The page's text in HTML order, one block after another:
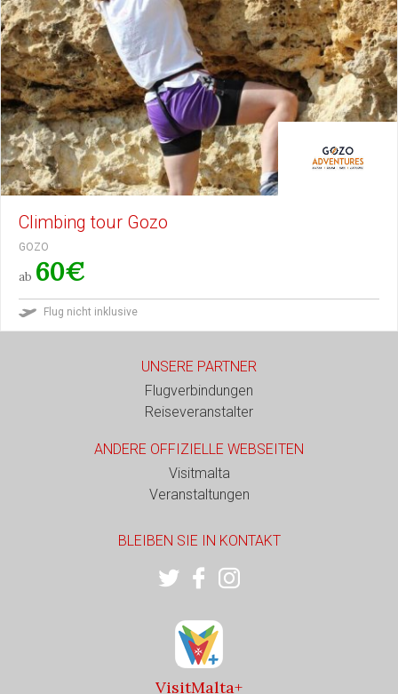
Climbing tour Gozo
GOZO
ab 60€
Flug nicht inklusive
UNSERE PARTNER
Flugverbindungen
Reiseveranstalter
ANDERE OFFIZIELLE WEBSEITEN
Visitmalta
Veranstaltungen
BLEIBEN SIE IN KONTAKT
VisitMalta+